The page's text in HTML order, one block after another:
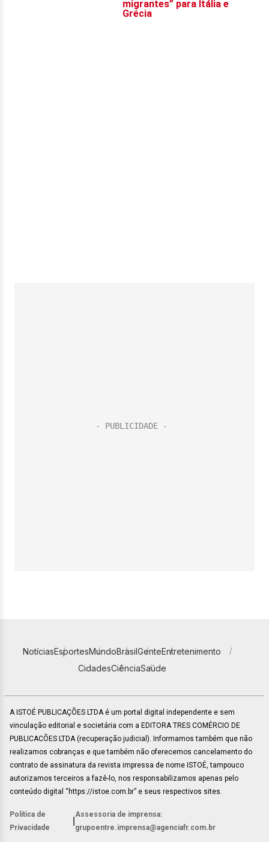
NotíciasEsportesMundoBrasilGenteEntretenimento
CidadesCiênciaSaúde
A ISTOÉ PUBLICAÇÕES LTDA é um portal digital independente e sem
vinculação editorial e societária com a EDITORA TRES COMÉRCIO DE
PUBLICACÕES LTDA (recuperação judicial). Informamos também que não
realizamos cobranças e que também não oferecemos cancelamento do
contrato de assinatura da revista impressa de nome ISTOÉ, tampouco
autorizamos terceiros a fazê-lo, nos responsabilizamos apenas pelo
conteúdo digital “https://istoe.com.br” e seus respectivos sites.
Política de
Privacidade
Assessoria de imprensa:
grupoentre.imprensa@agenciafr.com.br